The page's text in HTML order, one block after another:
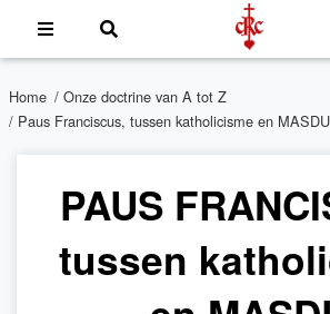
Home / Onze doctrine van A tot Z
/ Paus Franciscus, tussen katholicisme en MASDU
PAUS
tussen